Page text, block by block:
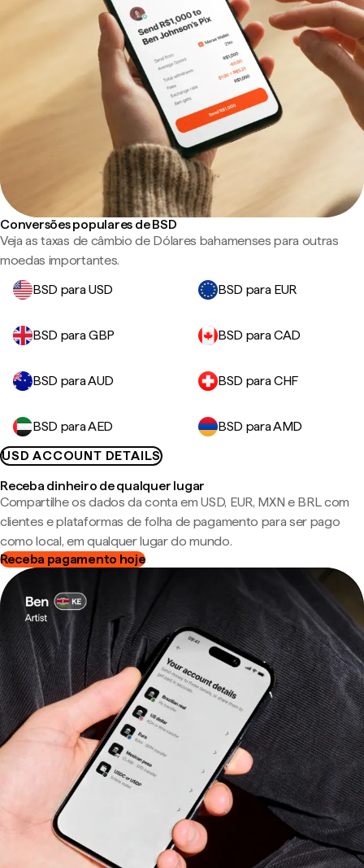
Conversões populares de BSD
Veja as taxas de câmbio de Dólares bahamenses para outras
moedas importantes.
BSD para USD
BSD para EUR
BSD para GBP BSD para CAD
BSD para AUD BSD para CHF
BSD para AED
BSD para AMD
USD ACCOUNT DETAILS
Receba dinheiro de qualquer lugar
Compartilhe os dados da conta em USD, EUR, MXN e BRL com
clientes e plataformas de folha de pagamento para ser pago
como local, em qualquer lugar do mundo.
Receba pagamento hoje